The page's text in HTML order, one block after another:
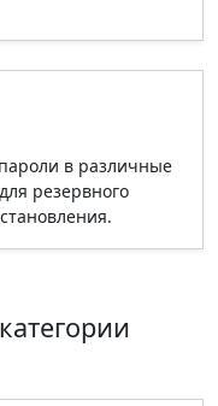
в различные
резервного